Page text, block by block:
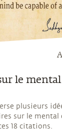
le
plusieurs
sur le mental
18 citations.